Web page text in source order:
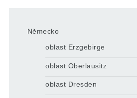
Německo
oblast Erzgebirge
oblast Oberlausitz
oblast Dresden